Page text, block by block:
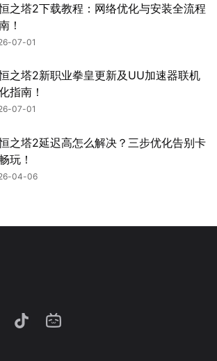
之塔2下载教程：网络优化与安装全流程
！
07-01
之塔2新职业拳皇更新及UU加速器联机
指南！
07-01
之塔2延迟高怎么解决？三步优化告别卡
玩！
04-06